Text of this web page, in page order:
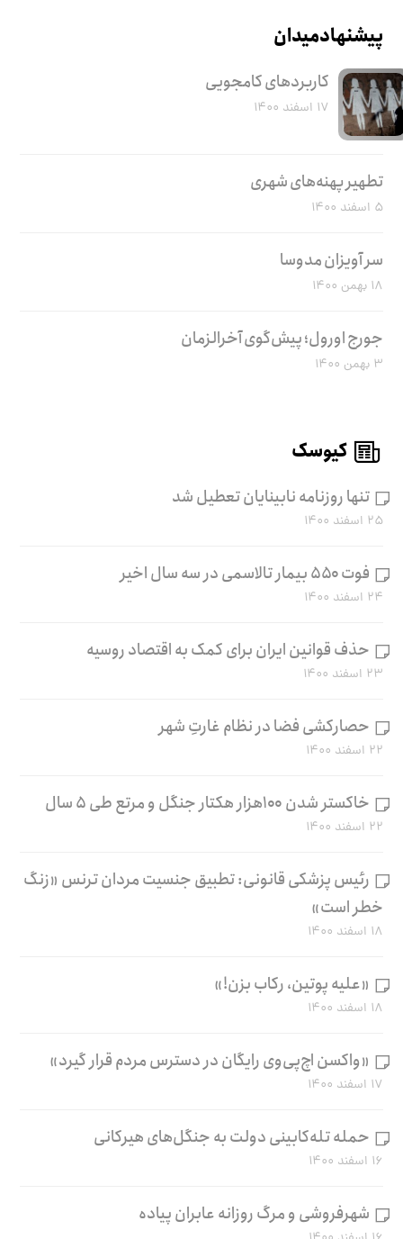
پیشنهاد میدان
کاربرد‌های کامجویی
۱۷ اسفند ۱۴۰۰
تطهیر پهنه‌های شهری
۵ اسفند ۱۴۰۰
سر آویزان مدوسا
۱۸ بهمن ۱۴۰۰
جورج اورول؛ پیش‌گوی آخرالزمان
۳ بهمن ۱۴۰۰
کیوسک
تنها روزنامه نابینایان تعطیل شد
۲۵ اسفند ۱۴۰۰
فوت ۵۵۰ بیمار تالاسمی در سه سال اخیر
۲۴ اسفند ۱۴۰۰
حذف قوانین ایران برای کمک به اقتصاد روسیه
۲۳ اسفند ۱۴۰۰
حصارکشی فضا در نظام غارتِ شهر
۲۲ اسفند ۱۴۰۰
خاکستر شدن ۱۰۰هزار هکتار جنگل و مرتع طی ۵ سال
۲۲ اسفند ۱۴۰۰
رئیس پزشکی قانونی: تطبیق جنسیت مردان ترنس «زنگ
خطر است»
۱۸ اسفند ۱۴۰۰
«علیه پوتین، رکاب بزن!»
۱۸ اسفند ۱۴۰۰
«واکسن اچ‌پی‌وی رایگان در دسترس مردم قرار گیرد»
۱۷ اسفند ۱۴۰۰
حمله تله‌کابینی دولت به جنگل‌های هیرکانی
۱۶ اسفند ۱۴۰۰
شهرفروشی و مرگ روزانه عابران پیاده